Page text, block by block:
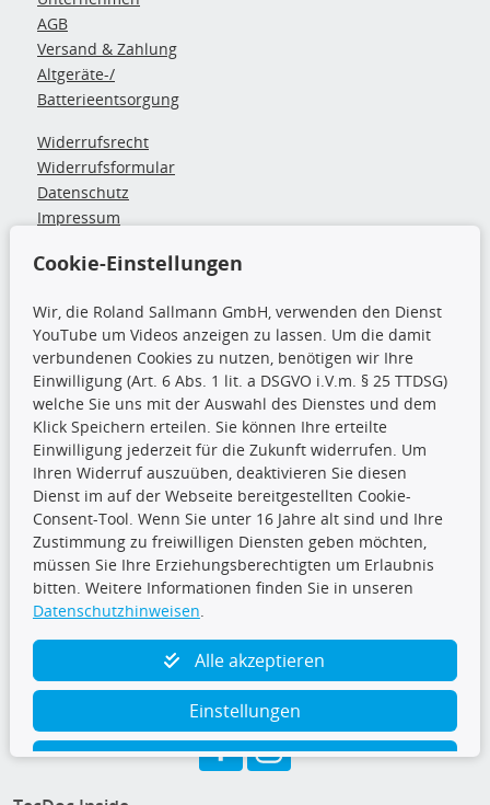
AGB
Versand & Zahlung
Altgeräte-/
Batterieentsorgung
Widerrufsrecht
Widerrufsformular
Datenschutz
Impressum
Zahlung & Versand
Zahlungsarten
Wir versenden mit
CARAT Gruppe
Folge uns
Cookie-Einstellungen
Wir, die Roland Sallmann GmbH, verwenden den Dienst
YouTube um Videos anzeigen zu lassen. Um die damit
verbundenen Cookies zu nutzen, benötigen wir Ihre
Einwilligung (Art. 6 Abs. 1 lit. a DSGVO i.V.m. § 25 TTDSG)
welche Sie uns mit der Auswahl des Dienstes und dem
Klick Speichern erteilen. Sie können Ihre erteilte
Einwilligung jederzeit für die Zukunft widerrufen. Um
Ihren Widerruf auszuüben, deaktivieren Sie diesen
Dienst im auf der Webseite bereitgestellten Cookie-
Consent-Tool. Wenn Sie unter 16 Jahre alt sind und Ihre
Zustimmung zu freiwilligen Diensten geben möchten,
müssen Sie Ihre Erziehungsberechtigten um Erlaubnis
bitten. Weitere Informationen finden Sie in unseren
Datenschutzhinweisen.
Alle akzeptieren
Einstellungen
Ablehnen